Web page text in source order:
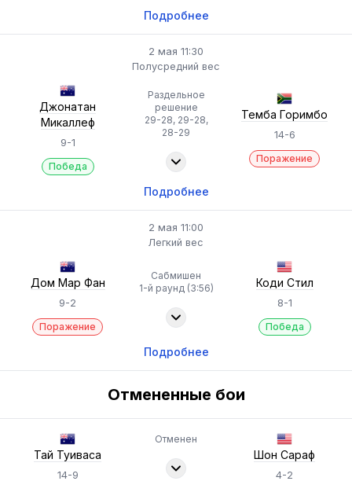
Подробнее
2 мая 11:30
Полусредний вес
Джонатан
Микаллеф
9-1
Победа
Раздельное
решение
29-28, 29-28,
28-29
Темба Горимбо
14-6
Поражение
Подробнее
2 мая 11:00
Легкий вес
Дом Мар Фан
9-2
Поражение
Сабмишен
1-й раунд (3:56)
Коди Стил
8-1
Победа
Подробнее
Отмененные бои
Тай Туиваса
14-9
Отменен
Шон Сараф
4-2